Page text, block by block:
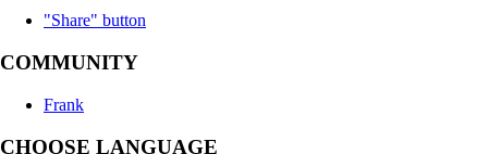
"Share" button
COMMUNITY
Frank
CHOOSE LANGUAGE